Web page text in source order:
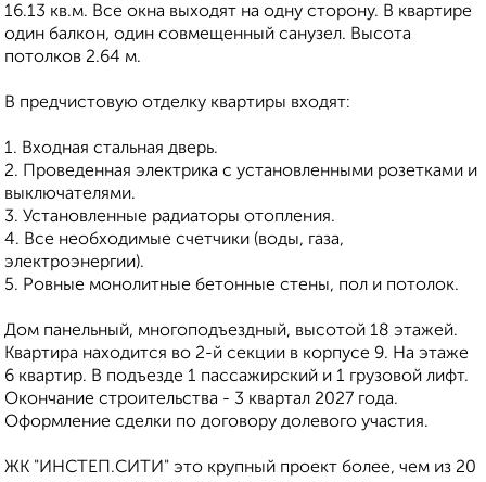
16.13 кв.м. Все окна выходят на одну сторону. В квартире
один балкон, один совмещенный санузел. Высота
потолков 2.64 м.
В предчистовую отделку квартиры входят:
1. Входная стальная дверь.
2. Проведенная электрика с установленными розетками и
выключателями.
3. Установленные радиаторы отопления.
4. Все необходимые счетчики (воды, газа,
электроэнергии).
5. Ровные монолитные бетонные стены, пол и потолок.
Дом панельный, многоподъездный, высотой 18 этажей.
Квартира находится во 2-й секции в корпусе 9. На этаже
6 квартир. В подъезде 1 пассажирский и 1 грузовой лифт.
Окончание строительства - 3 квартал 2027 года.
Оформление сделки по договору долевого участия.
ЖK "ИНСТЕП.СИТИ" этo кpупный проeкт болеe, чем из 20